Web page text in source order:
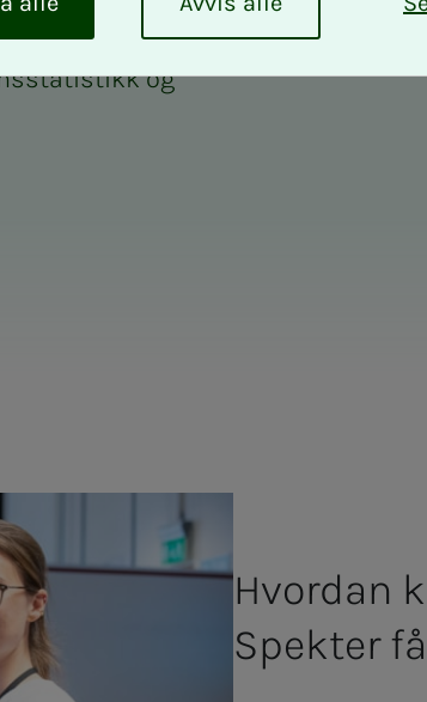
du trenger
og
Hvordan
Spekter